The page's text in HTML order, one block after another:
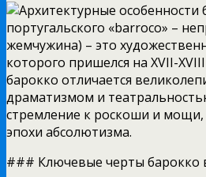
португальского «barroco» –
жемчужина) – это
которого пришелся на XVII-
барокко отличается
драматизмом и
стремление к роскоши и мощи,
эпохи абсолютизма.
### Ключевые черты барокко